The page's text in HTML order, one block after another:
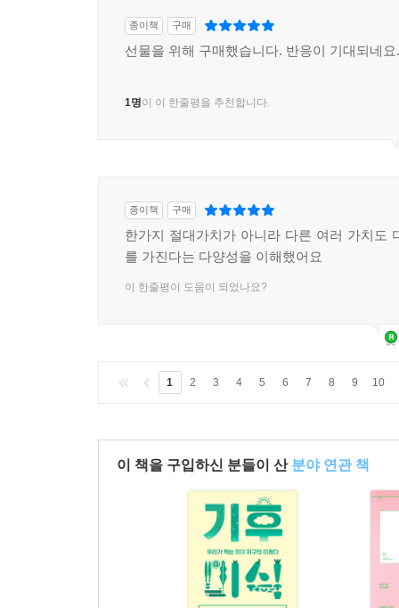
종이책 구매
선물을 위해 구매했습니다. 반응이 기대되네요.
1명이 이 한줄평을 추천합니다.
종이책 구매
한가지 절대가치가 아니라 다른 여러 가치도
를 가진다는 다양성을 이해했어요
이 한줄평이 도움이 되었나요?
1 2 3 4 5 6 7 8 9 10
이 책을 구입하신 분들이 산 분야 연관 책